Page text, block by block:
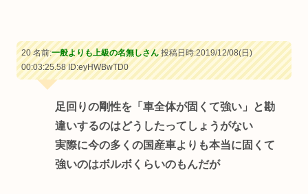
20 名前:一般よりも上級の名無しさん投稿日時:2019/12/08(日)
00:03:25.58ID:eyHWBwTD0
足回りの剛性を「車全体が固くて強い」と勘
違いするのはどうしたってしょうがない
実際に今の多くの国産車よりも本当に固くて
強いのはボルボくらいのもんだが